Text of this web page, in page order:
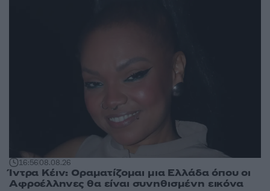
16:5608.08.26
Ίντρα Κέιν: Οραματίζομαι μια Ελλάδα όπου οι
Αφροέλληνες θα είναι συνηθισμένη εικόνα